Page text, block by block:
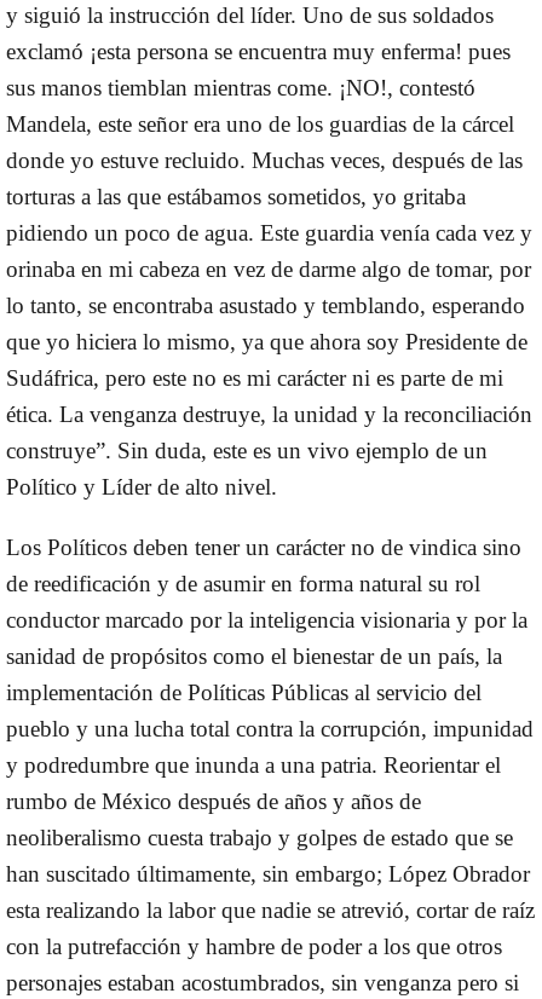
y siguió la instrucción del líder. Uno de sus soldados
exclamó ¡esta persona se encuentra muy enferma! pues
sus manos tiemblan mientras come. ¡NO!, contestó
Mandela, este señor era uno de los guardias de la cárcel
donde yo estuve recluido. Muchas veces, después de las
torturas a las que estábamos sometidos, yo gritaba
pidiendo un poco de agua. Este guardia venía cada vez y
orinaba en mi cabeza en vez de darme algo de tomar, por
lo tanto, se encontraba asustado y temblando, esperando
que yo hiciera lo mismo, ya que ahora soy Presidente de
Sudáfrica, pero este no es mi carácter ni es parte de mi
ética. La venganza destruye, la unidad y la reconciliación
construye”. Sin duda, este es un vivo ejemplo de un
Político y Líder de alto nivel.
Los Políticos deben tener un carácter no de vindica sino
de reedificación y de asumir en forma natural su rol
conductor marcado por la inteligencia visionaria y por la
sanidad de propósitos como el bienestar de un país, la
implementación de Políticas Públicas al servicio del
pueblo y una lucha total contra la corrupción, impunidad
y podredumbre que inunda a una patria. Reorientar el
rumbo de México después de años y años de
neoliberalismo cuesta trabajo y golpes de estado que se
han suscitado últimamente, sin embargo; López Obrador
esta realizando la labor que nadie se atrevió, cortar de raíz
con la putrefacción y hambre de poder a los que otros
personajes estaban acostumbrados, sin venganza pero si